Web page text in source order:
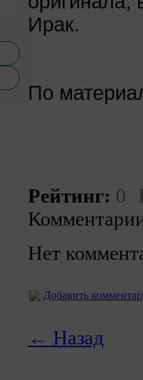
Ирак.
По
Рейтинг: 0
Нет
Добавить
← Назад